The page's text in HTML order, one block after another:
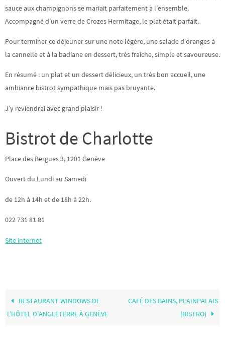
sauce aux champignons se mariait parfaitement à l’ensemble.
Accompagné d’un verre de Crozes Hermitage, le plat était parfait.
Pour terminer ce déjeuner sur une note légère, une salade d’oranges à
la cannelle et à la badiane en dessert, très fraîche, simple et savoureuse.
En résumé : un plat et un dessert délicieux, un très bon accueil, une
ambiance bistrot sympathique mais pas bruyante.
J’y reviendrai avec grand plaisir !
Bistrot de Charlotte
Place des Bergues 3, 1201 Genève
Ouvert du Lundi au Samedi
de 12h à 14h et de 18h à 22h.
022 731 81 81
Site internet
RESTAURANT WINDOWS DE
L’HÔTEL D’ANGLETERRE À GENÈVE
CAFÉ DES BAINS, PLAINPALAIS
(BISTRO)